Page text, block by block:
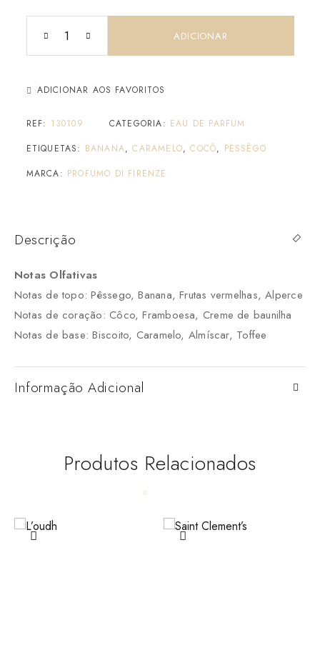
ADICIONAR
ADICIONAR AOS FAVORITOS
REF: 130109 CATEGORIA: EAU DE PARFUM
ETIQUETAS: BANANA,CARAMELO,COCÔ, PESSÊGO
MARCA: PROFUMO DI FIRENZE
Descrição
Notas Olfativas
Notas de topo: Pêssego, Banana, Frutas vermelhas, Alperce
Notas de coração: Côco, Framboesa, Creme de baunilha
Notas de base: Biscoito, Caramelo, Almíscar, Toffee
Informação Adicional
Produtos Relacionados